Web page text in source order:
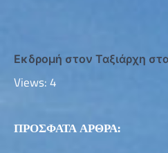
Eκδρομή στον Ταξιάρχη
Views: 4
ΠΡΟΣΦΑΤΑ ΑΡΘΡΑ: